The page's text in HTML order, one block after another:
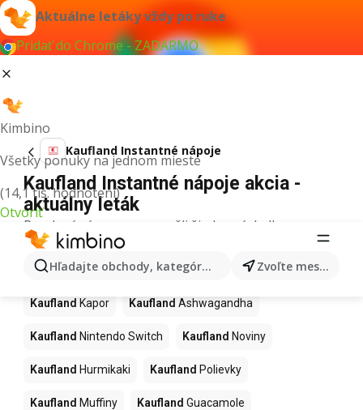
Aktuálne letáky vždy po ruke
Pridať do Chrome - ZADARMO
Kimbino
Všetky ponuky na jednom mieste
(14,1 tis. hodnotení)
Otvoriť
Hľadajte obchody, kategórie, produkty... Zvoľte mesto
Kaufland Instantné nápoje
Kaufland Instantné nápoje akcia -
aktuálny leták
Pre daný výraz sme nenašli žiadne výsledky.
Ďalšie produkty v obchodoch
Kaufland
Kaufland Kapor Kaufland Ashwagandha
Kaufland Nintendo Switch Kaufland Noviny
Kaufland Hurmikaki Kaufland Polievky
Kaufland Muffiny Kaufland Guacamole